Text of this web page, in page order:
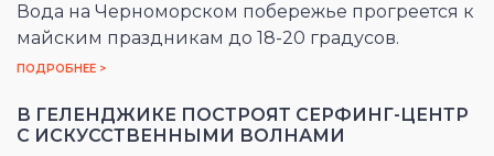
Вода на Черноморском побережье прогреется к
майским праздникам до 18-20 градусов.
ПОДРОБНЕЕ >
В ГЕЛЕНДЖИКЕ ПОСТРОЯТ СЕРФИНГ-ЦЕНТР
С ИСКУССТВЕННЫМИ ВОЛНАМИ